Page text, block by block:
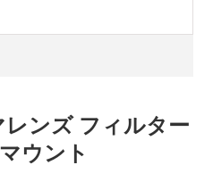
ンズ フィルター
ウント